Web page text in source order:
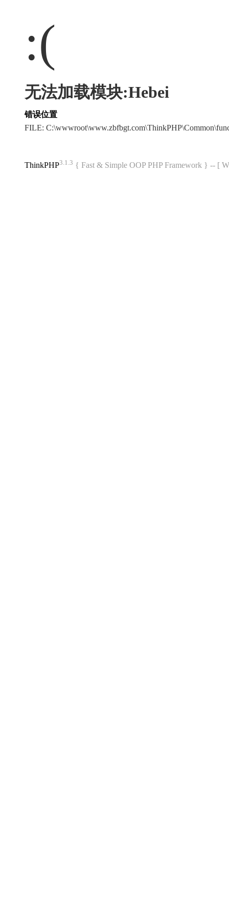
:(
无法加载模块:Hebei
错误位置
FILE:
ThinkPHP3.1.3 { Fast & Simple OOP PHP Framework } -- [